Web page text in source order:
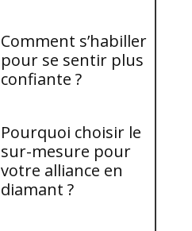
Comment s’habiller
pour se sentir plus
confiante ?
Pourquoi choisir le
sur-mesure pour
votre alliance en
diamant ?